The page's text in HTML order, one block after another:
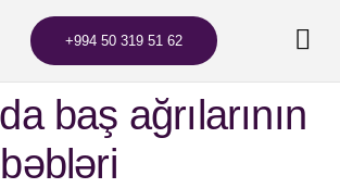
+994 50 319 51 62
baş ağrılarının